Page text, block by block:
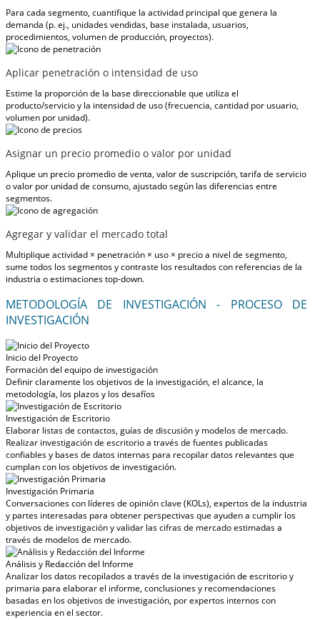
Para cada segmento, cuantifique la actividad principal que genera la
demanda (p. ej., unidades vendidas, base instalada, usuarios,
procedimientos, volumen de producción, proyectos).
Aplicar penetración o intensidad de uso
Estime la proporción de la base direccionable que utiliza el
producto/servicio y la intensidad de uso (frecuencia, cantidad por usuario,
volumen por unidad).
Asignar un precio promedio o valor por unidad
Aplique un precio promedio de venta, valor de suscripción, tarifa de servicio
o valor por unidad de consumo, ajustado según las diferencias entre
segmentos.
Agregar y validar el mercado total
Multiplique actividad × penetración × uso × precio a nivel de segmento,
sume todos los segmentos y contraste los resultados con referencias de la
industria o estimaciones top-down.
METODOLOGÍA DE INVESTIGACIÓN - PROCESO DE
INVESTIGACIÓN
Inicio del Proyecto
Formación del equipo de investigación
Definir claramente los objetivos de la investigación, el alcance, la
metodología, los plazos y los desafíos
Investigación de Escritorio
Elaborar listas de contactos, guías de discusión y modelos de mercado.
Realizar investigación de escritorio a través de fuentes publicadas
confiables y bases de datos internas para recopilar datos relevantes que
cumplan con los objetivos de investigación.
Investigación Primaria
Conversaciones con líderes de opinión clave (KOLs), expertos de la industria
y partes interesadas para obtener perspectivas que ayuden a cumplir los
objetivos de investigación y validar las cifras de mercado estimadas a
través de modelos de mercado.
Análisis y Redacción del Informe
Analizar los datos recopilados a través de la investigación de escritorio y
primaria para elaborar el informe, conclusiones y recomendaciones
basadas en los objetivos de investigación, por expertos internos con
experiencia en el sector.